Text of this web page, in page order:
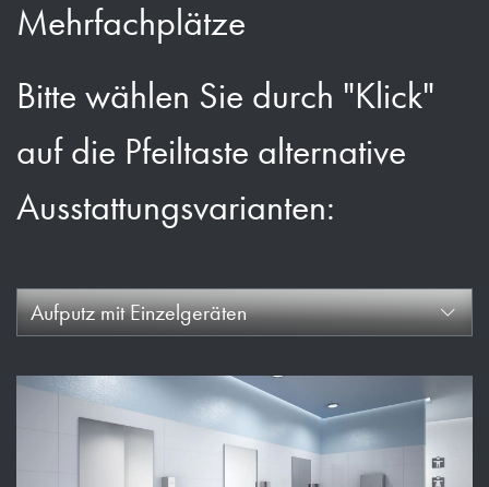
Mehrfachplätze
Bitte wählen Sie durch "Klick"
auf die Pfeiltaste alternative
Ausstattungsvarianten:
Aufputz mit Einzelgeräten